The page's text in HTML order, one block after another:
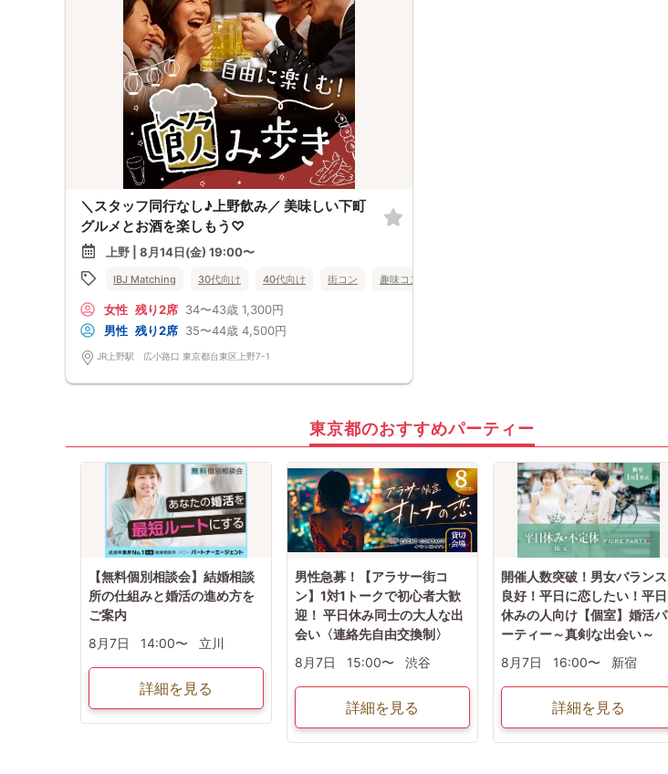
＼スタッフ同行なし♪上野飲み／ 美味しい下町
グルメとお酒を楽しもう♡
上野 | 8月14日(金) 19:00〜
IBJ Matching 30代向け 40代向け 街コン 趣味コン
女性 残り2席 34〜43歳 1,300円
男性 残り2席 35〜44歳 4,500円
JR上野駅 広小路口 東京都台東区上野7-1
東京都のおすすめパーティー
【無料個別相談会】結婚相談
所の仕組みと婚活の進め方を
ご案内
8月7日
14:00〜 立川
詳細を見る
男性急募！【アラサー街コ
ン】1対1トークで初心者大歓
迎！ 平日休み同士の大人な出
会い〈連絡先自由交換制〉
8月7日
15:00〜 渋谷
詳細を見る
開催人数突破！男女バランス
良好！平日に恋したい！平日
休みの人向け【個室】婚活パ
ーティー～真剣な出会い～
8月7日
16:00〜 新宿
詳細を見る